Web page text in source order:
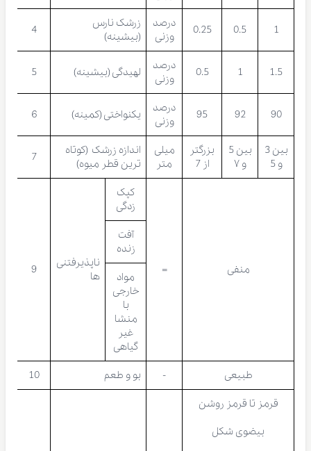
1
0.5
0.25
درصد
وزنی
زرشک نارس
(بیشینه)
4
1.5
1
0.5
درصد
وزنی
لهیدگی (بیشینه) 5
90
92
95
درصد
وزنی
یکنواختی (کمینه) 6
بین 3
و 5
بین 5
و ۷
بزرگتر
از 7
میلی
متر
اندازه زرشک (کوتاه
ترین قطر میوه)
7
منفی =
کپک
زدگی
ناپذیرفتنی
ها
9
آفت
زنده
مواد
خارجی
با
منشا
غیر
گیاهی
طبیعی - بو و طعم 10
قرمز تا قرمز روشن
بیضوی شکل